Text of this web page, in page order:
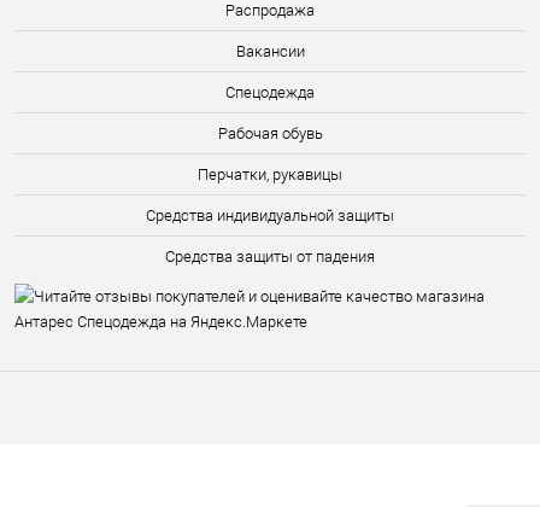
Распродажа
Вакансии
Спецодежда
Рабочая обувь
Перчатки, рукавицы
Средства индивидуальной защиты
Средства защиты от падения